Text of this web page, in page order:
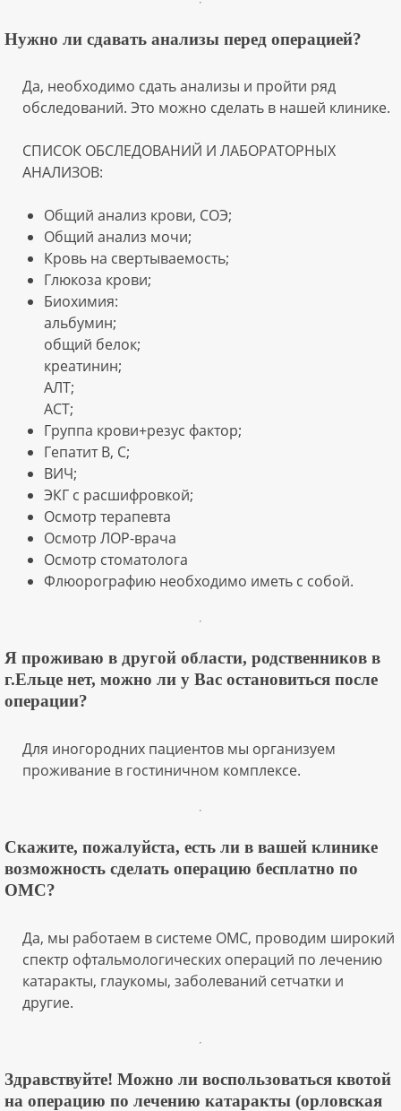
Нужно ли сдавать анализы перед операцией?
Да, необходимо сдать анализы и пройти ряд
обследований. Это можно сделать в нашей клинике.
СПИСОК ОБСЛЕДОВАНИЙ И ЛАБОРАТОРНЫХ
АНАЛИЗОВ:
Общий анализ крови, СОЭ;
Общий анализ мочи;
Кровь на свертываемость;
Глюкоза крови;
Биохимия:
альбумин;
общий белок;
креатинин;
АЛТ;
АСТ;
Группа крови+резус фактор;
Гепатит B, С;
ВИЧ;
ЭКГ с расшифровкой;
Осмотр терапевта
Осмотр ЛОР-врача
Осмотр стоматолога
Флюорографию необходимо иметь с собой.
Я проживаю в другой области, родственников в
г.Ельце нет, можно ли у Вас остановиться после
операции?
Для иногородних пациентов мы организуем
проживание в гостиничном комплексе.
Скажите, пожалуйста, есть ли в вашей клинике
возможность сделать операцию бесплатно по
ОМС?
Да, мы работаем в системе ОМС, проводим широкий
спектр офтальмологических операций по лечению
катаракты, глаукомы, заболеваний сетчатки и
другие.
Здравствуйте! Можно ли воспользоваться квотой
на операцию по лечению катаракты (орловская